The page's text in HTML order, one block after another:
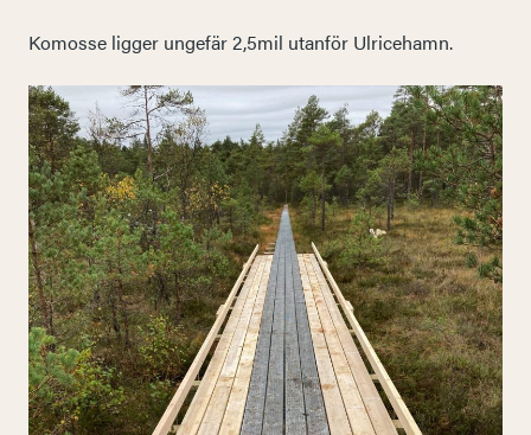
Komosse ligger ungefär 2,5mil utanför Ulricehamn.